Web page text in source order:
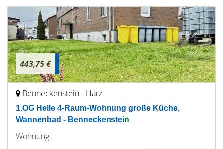
443,75 €
Benneckenstein - Harz
1.OG Helle 4-Raum-Wohnung große Küche,
Wannenbad - Benneckenstein
Wohnung